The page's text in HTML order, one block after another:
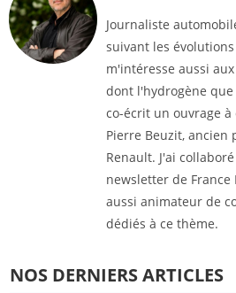
Journaliste
suivant les
m'intéresse aussi
dont l'hydrogène que
co-écrit un ouvrage à
Pierre Beuzit, ancien
Renault. J'ai
newsletter de France
aussi animateur de
dédiés à ce thème.
NOS DERNIERS ARTICLES